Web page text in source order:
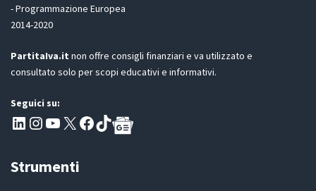
R
*
- Programmazione Europea
2014-2020
PartitaIva.it non offre consigli finanziari e va utilizzato e
consultato solo per scopi educativi e informativi.
Seguici su:
Pagina LinkedIn PartitaIva
Instagram
Canale YouTube Evoluzione - Partitaiva.it
X Segui PartitaIva su Facebook
TikTok
Strumenti